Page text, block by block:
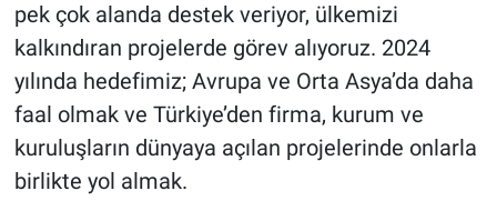
pek çok alanda destek veriyor, ülkemizi
kalkındıran projelerde görev alıyoruz. 2024
yılında hedefimiz; Avrupa ve Orta Asya’da daha
faal olmak ve Türkiye’den firma, kurum ve
kuruluşların dünyaya açılan projelerinde onlarla
birlikte yol almak.